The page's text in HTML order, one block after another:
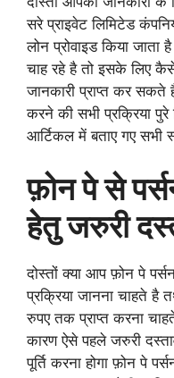
सरे प्राइवेट लिमिटेड
लोन प्रोवाइड किया
चाह रहे है तो इसके लिए
जानकारी प्राप्त कर
करने की सभी प्रक्रिया
आर्टिकल में बताए गए सभी
फ़ोन पे से
हेतु जरुरी
दोस्तों क्या आप फ़ोन पे
प्रक्रिया जानना चाहते
रुपए तक प्राप्त करना
कारण ऐसे पहले जरुरी
पूर्ति करना होगा फ़ोन पे